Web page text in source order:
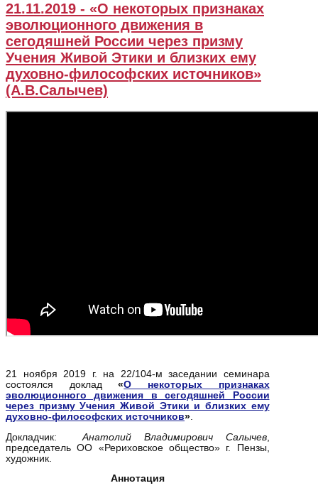
21.11.2019 - «О некоторых признаках
эволюционного движения в
сегодяшней России через призму
Учения Живой Этики и близких ему
духовно-философских источников»
(А.В.Салычев)
21 ноября 2019 г. на 22/104-м заседании семинара
состоялся доклад«О некоторых признаках
эволюционного движения в сегодяшней России
через призму Учения Живой Этики и близких ему
духовно-философских источников».
Докладчик: Анатолий Владимирович Салычев,
председатель ОО «Рериховское общество» г. Пензы,
художник.
Аннотация